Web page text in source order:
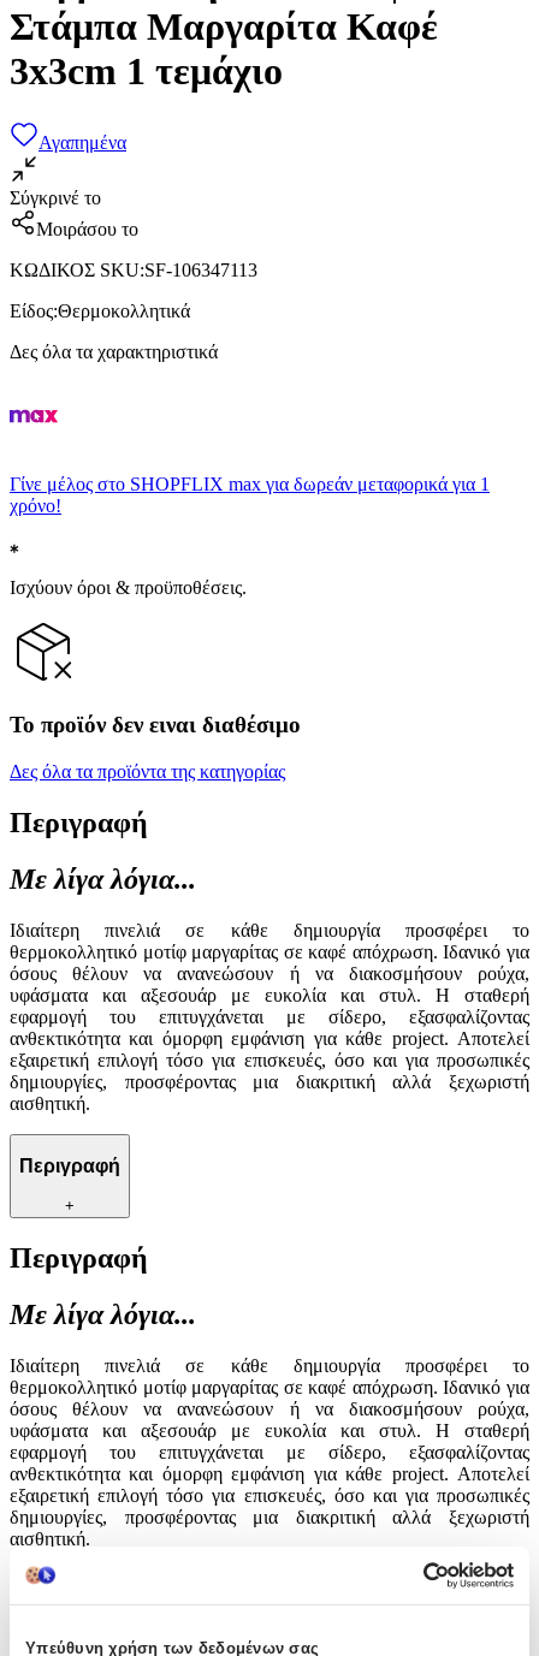
Υπεύθυνη χρήση των δεδομένων σας
Στάμπα Μαργαρίτα Καφέ
3x3cm 1 τεμάχιο
Αγαπημένα
Σύγκρινέ το
Μοιράσου το
ΚΩΔΙΚΟΣ SKU:SF-106347113
Είδος:Θερμοκολλητικά
Δες όλα τα χαρακτηριστικά
Γίνε μέλος στο SHOPFLIX max για δωρεάν μεταφορικά για 1
χρόνο!
Ισχύουν όροι & προϋποθέσεις.
Το προϊόν δεν ειναι διαθέσιμο
Δες όλα τα προϊόντα της κατηγορίας
Περιγραφή
Με λίγα λόγια...
Ιδιαίτερη πινελιά σε κάθε δημιουργία προσφέρει το
θερμοκολλητικό μοτίφ μαργαρίτας σε καφέ απόχρωση. Ιδανικό για
όσους θέλουν να ανανεώσουν ή να διακοσμήσουν ρούχα,
υφάσματα και αξεσουάρ με ευκολία και στυλ. Η σταθερή
εφαρμογή του επιτυγχάνεται με σίδερο, εξασφαλίζοντας
ανθεκτικότητα και όμορφη εμφάνιση για κάθε project. Αποτελεί
εξαιρετική επιλογή τόσο για επισκευές, όσο και για προσωπικές
δημιουργίες, προσφέροντας μια διακριτική αλλά ξεχωριστή
αισθητική.
Περιγραφή
+
Περιγραφή
Με λίγα λόγια...
Ιδιαίτερη πινελιά σε κάθε δημιουργία προσφέρει το
θερμοκολλητικό μοτίφ μαργαρίτας σε καφέ απόχρωση. Ιδανικό για
όσους θέλουν να ανανεώσουν ή να διακοσμήσουν ρούχα,
υφάσματα και αξεσουάρ με ευκολία και στυλ. Η σταθερή
εφαρμογή του επιτυγχάνεται με σίδερο, εξασφαλίζοντας
ανθεκτικότητα και όμορφη εμφάνιση για κάθε project. Αποτελεί
εξαιρετική επιλογή τόσο για επισκευές, όσο και για προσωπικές
δημιουργίες, προσφέροντας μια διακριτική αλλά ξεχωριστή
αισθητική.
Χαρακτηριστικά
Είδος: